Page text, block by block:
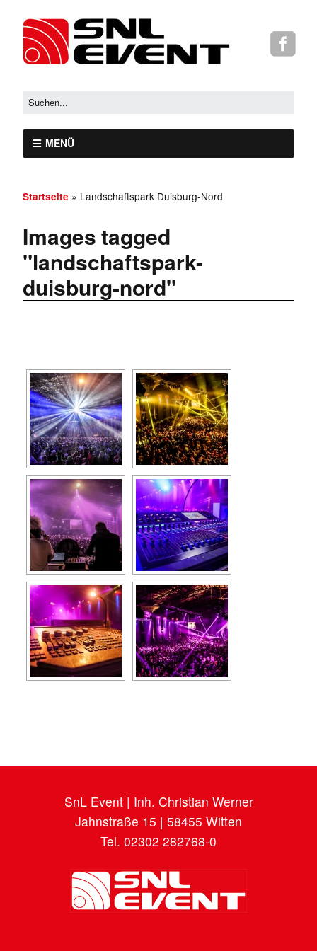
MENÜ
Startseite » Landschaftspark Duisburg-Nord
Images tagged
"landschaftspark-
duisburg-nord"
SnL Event | Inh. Christian Werner
Jahnstraße 15 | 58455 Witten
Tel. 02302 282768-0